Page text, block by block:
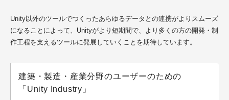
Unity以外のツールでつくったあらゆるデータとの連携がよりスムーズ
になることによって、Unityがより短期間で、より多くの方の開発・制
作工程を支えるツールに発展していくことを期待しています。
建築・製造・産業分野のユーザーのための
「Unity Industry」